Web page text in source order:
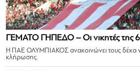
ΓΕΜΑΤΟ ΓΗΠΕΔΟ – Οι νικητές της
Η ΠΑΕ ΟΛΥΜΠΙΑΚΟΣ ανακοινώνει τους δέκα
κλήρωσης.